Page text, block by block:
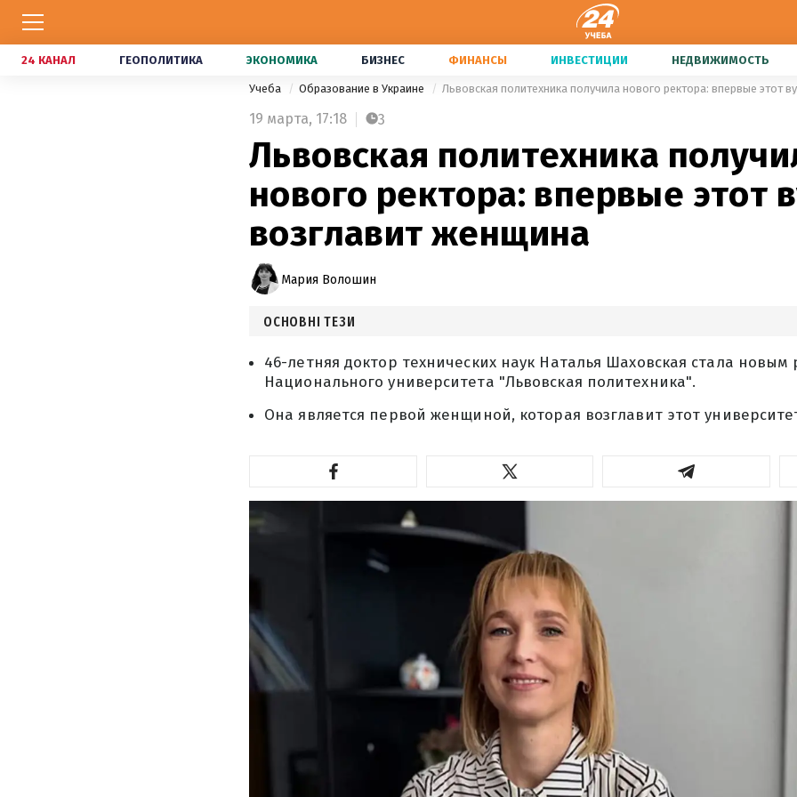
24 КАНАЛ ГЕОПОЛИТИКА ЭКОНОМИКА БИЗНЕС ФИНАНСЫ ИНВЕСТИЦИИ НЕДВИЖИМОСТЬ
Учеба Образование в Украине Львовская политехника получила нового ректора: впервые этот
19 марта, 17:18 3
Львовская политехника
нового ректора: впервые этот
возглавит женщина
Мария Волошин
ОСНОВНІ ТЕЗИ
46-летняя доктор технических наук Наталья Шаховская стала новым
Национального университета "Львовская политехника".
Она является первой женщиной, которая возглавит этот